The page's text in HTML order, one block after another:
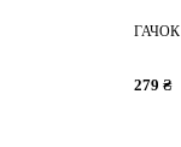
ГАЧОК
279 ₴